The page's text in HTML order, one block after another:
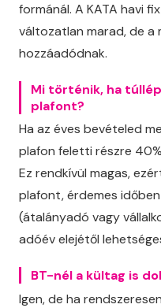
formánál. A KATA havi
változatlan marad, de a
hozzáadódnak.
Mi történik, ha
plafont?
Ha az éves bevételed
plafon feletti részre
Ez rendkívül magas,
plafont, érdemes
(átalányadó vagy
adóév elejétől
BT-nél a kültag is
Igen, de ha